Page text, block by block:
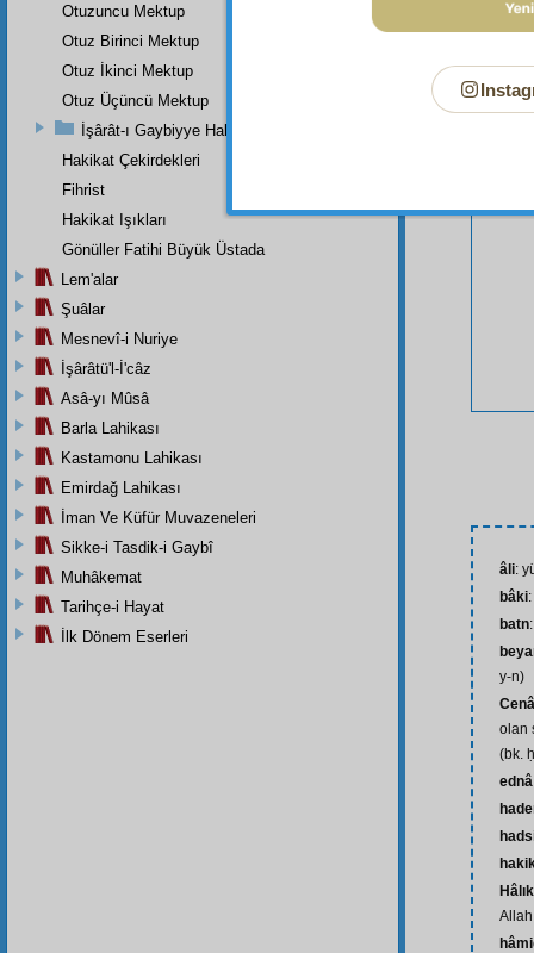
Bu
âli:
bâki
batn
y-n)
olan
(bk.
ednâ
Hâlık
Otuzuncu Mektup
Otuz Birinci Mektup
Otuz İkinci Mektup
Otuz Üçüncü Mektup
İşârât-ı Gaybiyye Hakkında Bir Takriz
Hakikat Çekirdekleri
Fihrist
Hakikat Işıkları
Gönüller Fatihi Büyük Üstada
Lem'alar
Şuâlar
Mesnevî-i Nuriye
İşârâtü'l-İ'câz
Asâ-yı Mûsâ
Barla Lahikası
Kastamonu Lahikası
Emirdağ Lahikası
İman Ve Küfür Muvazeneleri
Sikke-i Tasdik-i Gaybî
Muhâkemat
Tarihçe-i Hayat
İlk Dönem Eserleri